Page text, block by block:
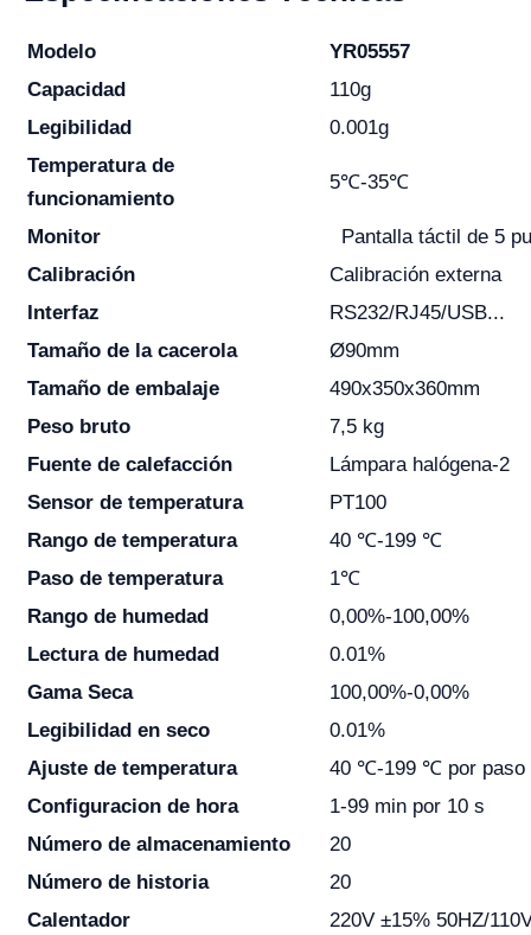
Modelo
YR05557
Capacidad
110g
Legibilidad
0.001g
Temperatura de
funcionamiento
5℃-35℃
Monitor
Pantalla táctil de 5
Calibración
Calibración externa
Interfaz
RS232/RJ45/USB...
Tamaño de la cacerola
Ø90mm
Tamaño de embalaje
490x350x360mm
Peso bruto
7,5 kg
Fuente de calefacción
Lámpara halógena-2
Sensor de temperatura
PT100
Rango de temperatura
40 ℃-199 ℃
Paso de temperatura
1℃
Rango de humedad
0,00%-100,00%
Lectura de humedad
0.01%
Gama Seca
100,00%-0,00%
Legibilidad en seco
0.01%
Ajuste de temperatura
40 ℃-199 ℃ por
Configuracion de hora
1-99 min por 10 s
Número de almacenamiento
20
Número de historia
20
Calentador
220V ±15% 50HZ/